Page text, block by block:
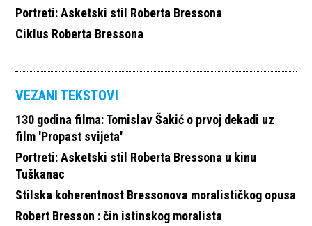
Portreti: Asketski stil Roberta Bressona
Ciklus Roberta Bressona
VEZANI TEKSTOVI
130 godina filma: Tomislav Šakić o prvoj dekadi uz
film 'Propast svijeta'
Portreti: Asketski stil Roberta Bressona u kinu
Tuškanac
Stilska koherentnost Bressonova moralističkog opusa
Robert Bresson : čin istinskog moralista